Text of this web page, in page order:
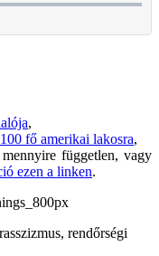
,
fő amerikai lakosra,
független, vagy
ezen a linken.
rendőrségi